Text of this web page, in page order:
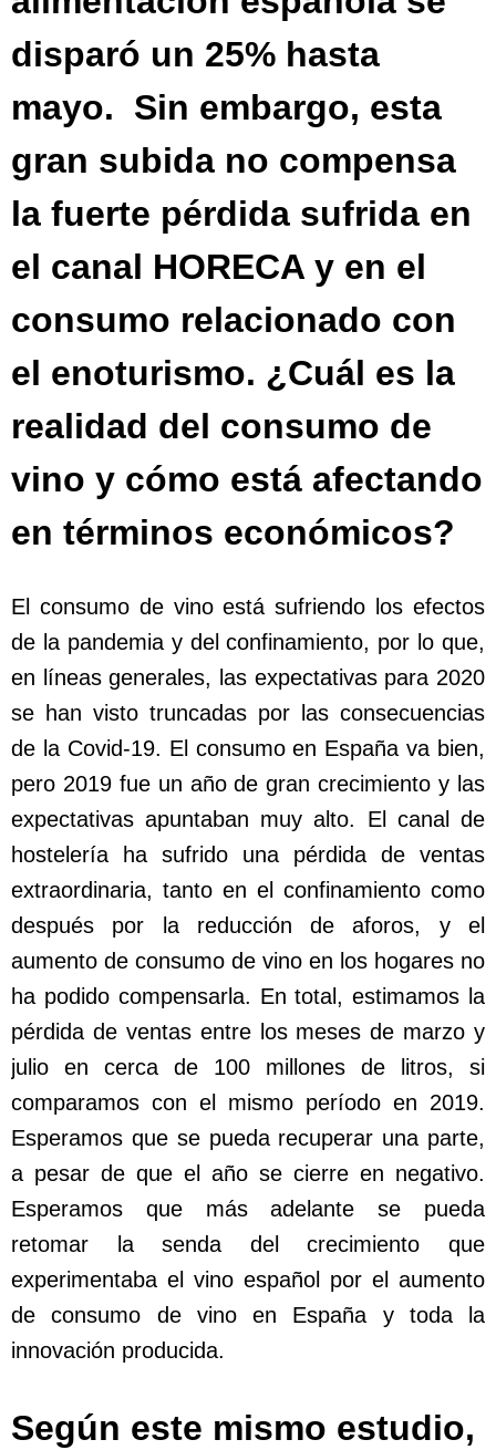
disparó un 25% hasta
mayo. Sin embargo, esta
gran subida no compensa
la fuerte pérdida sufrida en
el canal HORECA y en el
consumo relacionado con
el enoturismo. ¿Cuál es la
realidad del consumo de
vino y cómo está afectando
en términos económicos?
El consumo de vino está sufriendo los efectos
de la pandemia y del confinamiento, por lo que,
en líneas generales, las expectativas para 2020
se han visto truncadas por las consecuencias
de la Covid-19. El consumo en España va bien,
pero 2019 fue un año de gran crecimiento y las
expectativas apuntaban muy alto. El canal de
hostelería ha sufrido una pérdida de ventas
extraordinaria, tanto en el confinamiento como
después por la reducción de aforos, y el
aumento de consumo de vino en los hogares no
ha podido compensarla. En total, estimamos la
pérdida de ventas entre los meses de marzo y
julio en cerca de 100 millones de litros, si
comparamos con el mismo período en 2019.
Esperamos que se pueda recuperar una parte,
a pesar de que el año se cierre en negativo.
Esperamos que más adelante se pueda
retomar la senda del crecimiento que
experimentaba el vino español por el aumento
de consumo de vino en España y toda la
innovación producida.
Según este mismo estudio,